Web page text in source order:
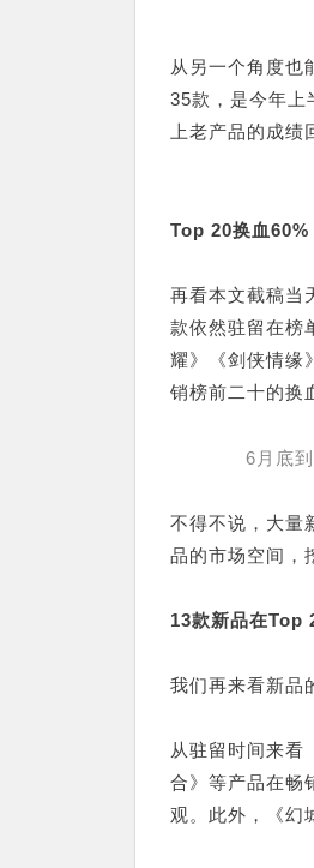
从另一个角度也
35款，是今年上
上老产品的成
Top 20换血60%
再看本文截稿当
款依然驻留在榜
耀》《剑侠情缘
销榜前二十的换
6月底
不得不说，大量
品的市场空间，
13款新品在Top
我们再来看新品
从驻留时间来看
合》等产品在畅
观。此外，《幻